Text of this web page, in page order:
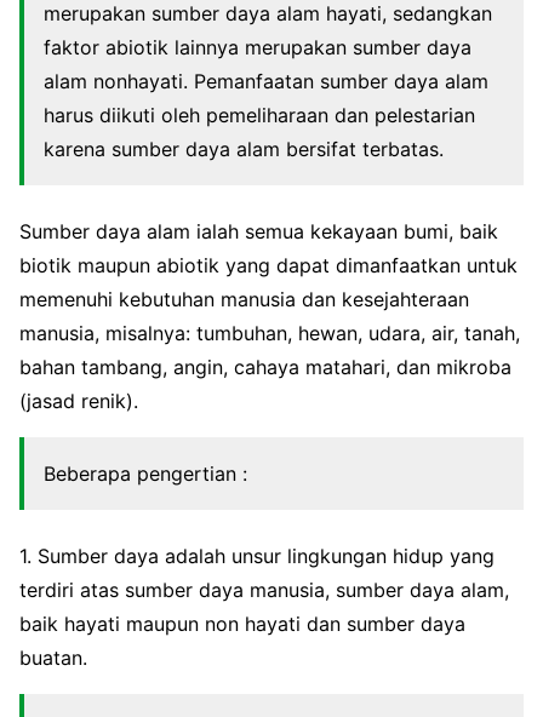
merupakan sumber daya alam hayati, sedangkan
faktor abiotik lainnya merupakan sumber daya
alam nonhayati. Pemanfaatan sumber daya alam
harus diikuti oleh pemeliharaan dan pelestarian
karena sumber daya alam bersifat terbatas.
Sumber daya alam ialah semua kekayaan bumi, baik
biotik maupun abiotik yang dapat dimanfaatkan untuk
memenuhi kebutuhan manusia dan kesejahteraan
manusia, misalnya: tumbuhan, hewan, udara, air, tanah,
bahan tambang, angin, cahaya matahari, dan mikroba
(jasad renik).
Beberapa pengertian :
1. Sumber daya adalah unsur lingkungan hidup yang
terdiri atas sumber daya manusia, sumber daya alam,
baik hayati maupun non hayati dan sumber daya
buatan.